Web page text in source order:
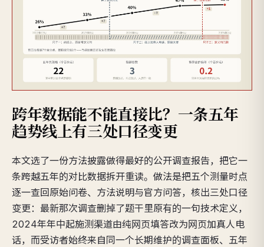
跨年数据能不能直接比？一条五年
趋势线上有三处口径变更
本文选了一份方法披露做得最好的公开调查报告，把它一
条跨越五年的对比数据拆开重读。做法是把五个测量时点
逐一查回原始问卷、方法说明与官方问答，核出三处口径
变更：最新那次调查删掉了题干里原有的一句技术定义，
2024年年中起施测渠道由纯网页填答改为网页加真人电
话，而受访者始终来自同一个长期维护的调查面板、五年